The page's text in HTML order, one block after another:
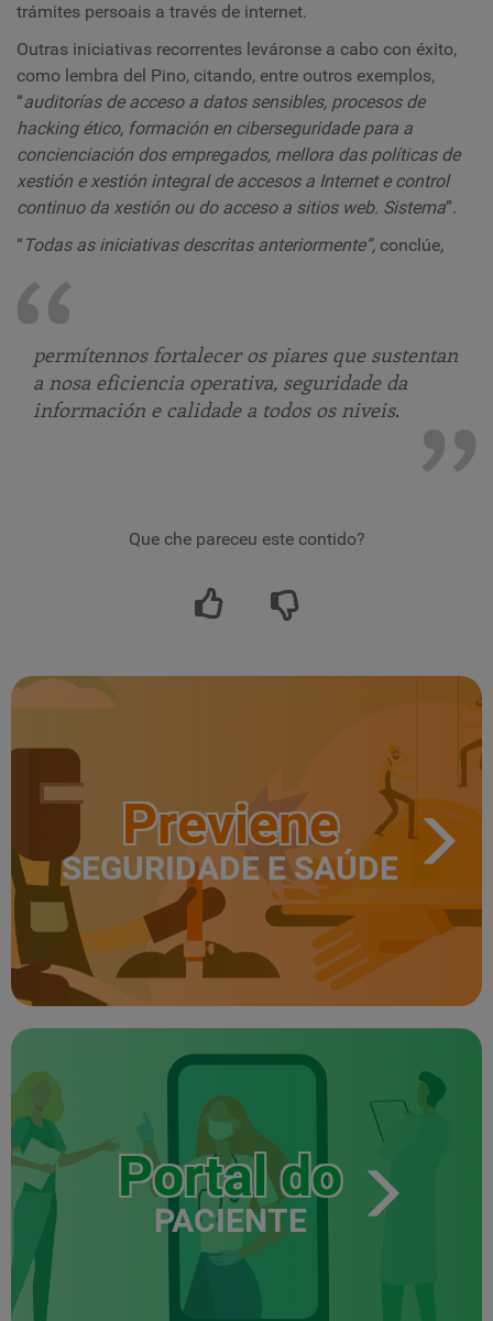
trámites persoais a través de internet.
Outras iniciativas recorrentes leváronse a cabo con éxito,
como lembra del Pino, citando, entre outros exemplos,
“auditorías de acceso a datos sensibles, procesos de
hacking ético, formación en ciberseguridade para a
concienciación dos empregados, mellora das políticas de
xestión e xestión integral de accesos a Internet e control
continuo da xestión ou do acceso a sitios web. Sistema”.
“ Todas as iniciativas descritas anteriormente”, conclúe,
permítennos fortalecer os piares que sustentan
a nosa eficiencia operativa, seguridade da
información e calidade a todos os niveis.
Que che pareceu este contido?
Previene
SEGURIDADE E SAÚDE
Portal do
PACIENTE